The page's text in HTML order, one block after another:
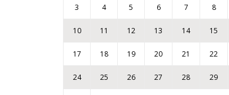
3 4 5 6 7 8
10 11 12 13 14 15
17 18 19 20 21 22
24 25 26 27 28 29